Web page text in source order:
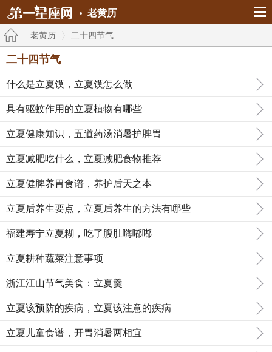
老黄历
老黄历 二十四节气
二十四节气
什么是立夏馍，立夏馍怎么做
具有驱蚊作用的立夏植物有哪些
立夏健康知识，五道药汤消暑护脾胃
立夏减肥吃什么，立夏减肥食物推荐
立夏健脾养胃食谱，养护后天之本
立夏后养生要点，立夏后养生的方法有哪些
福建寿宁立夏糊，吃了腹肚嗨嘟嘟
立夏耕种蔬菜注意事项
浙江江山节气美食：立夏羹
立夏该预防的疾病，立夏该注意的疾病
立夏儿童食谱，开胃消暑两相宜